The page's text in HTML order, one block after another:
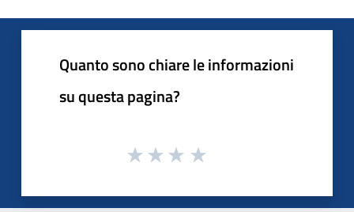
Quanto sono chiare le informazioni
su questa pagina?